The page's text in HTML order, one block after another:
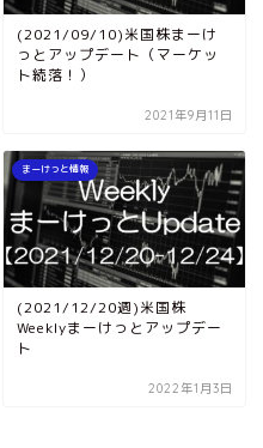
(2021/09/10)米国株まーけ
っとアップデート（マーケッ
ト続落！）
2021年9月11日
まーけっと情報
(2021/12/20週)米国株
Weeklyまーけっとアップデー
ト
2022年1月3日